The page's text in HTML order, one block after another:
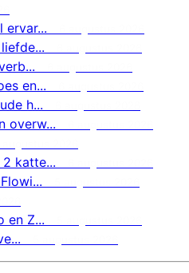
ervar...
en...
h...
overw...
katte...
en Z...